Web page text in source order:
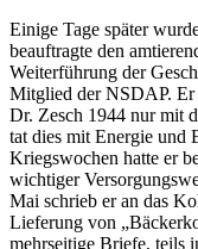
Einige Tage später
beauftragte den
Weiterführung der
Mitglied der NSDAP. Er
Dr. Zesch 1944 nur mit
tat dies mit Energie und
Kriegswochen hatte er
wichtiger
Mai schrieb er an das
Lieferung von
mehrseitige Briefe, teils